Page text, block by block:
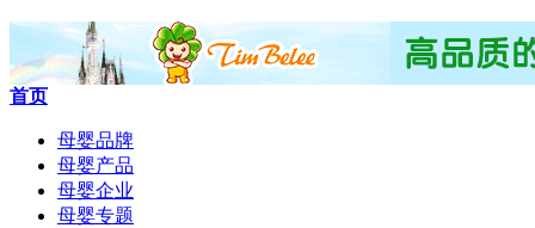
首页
母婴品牌
母婴产品
母婴企业
母婴专题